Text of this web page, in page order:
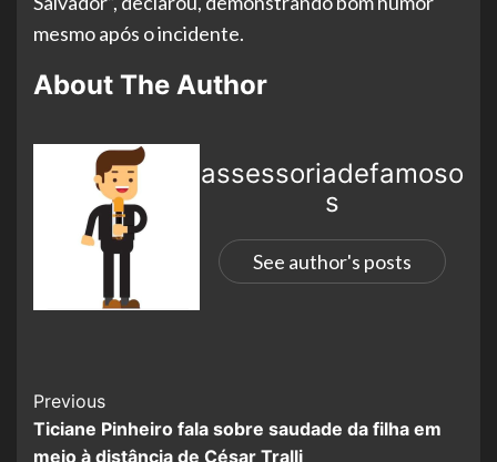
mesmo após o incidente.
About The Author
assessoriadefamoso
s
See author's posts
Previous
Ticiane Pinheiro fala sobre saudade da filha em
meio à distância de César Tralli